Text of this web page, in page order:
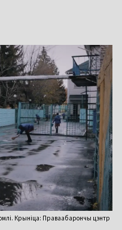
Крыніца: Праваабарончы цэнтр